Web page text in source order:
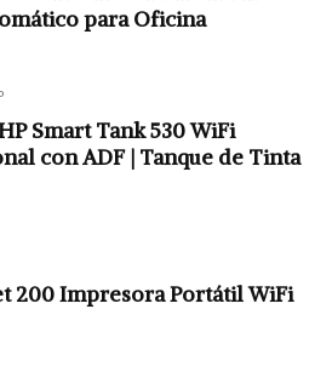
para Oficina
Smart Tank 530 WiFi
con ADF | Tanque de Tinta
200 Impresora Portátil WiFi